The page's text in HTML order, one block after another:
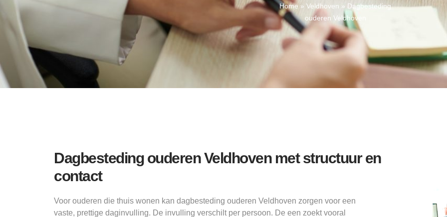
Home » Veldhoven » Dagbesteding
ouderen Veldhoven
Dagbesteding ouderen Veldhoven met structuur en
contact
Voor ouderen die thuis wonen kan dagbesteding ouderen Veldhoven zorgen voor een
vaste, prettige daginvulling. De invulling verschilt per persoon. De een zoekt vooral